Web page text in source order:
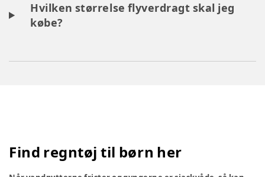
Hvilken størrelse flyverdragt skal jeg
købe?
Find regntøj til børn her